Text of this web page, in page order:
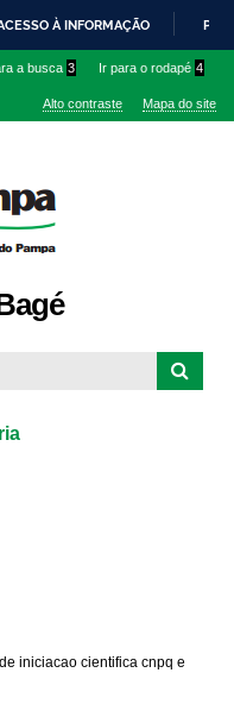
À INFORMAÇÃO
a busca 3 Ir para o rodapé 4
Alto contraste Mapa do site
iniciacao cientifica cnpq e